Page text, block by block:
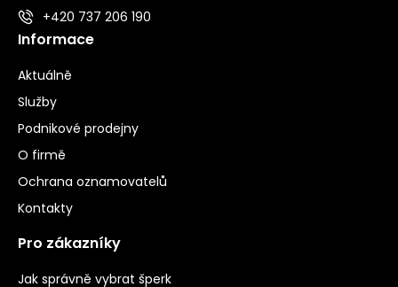
+420 737 206 190
Informace
Aktuálně
Služby
Podnikové prodejny
O firmě
Ochrana oznamovatelů
Kontakty
Pro zákazníky
Jak správně vybrat šperk